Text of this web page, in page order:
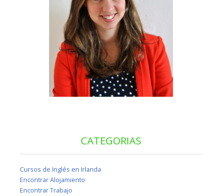
CATEGORIAS
Cursos de Inglés en Irlanda
Encontrar Alojamiento
Encontrar Trabajo